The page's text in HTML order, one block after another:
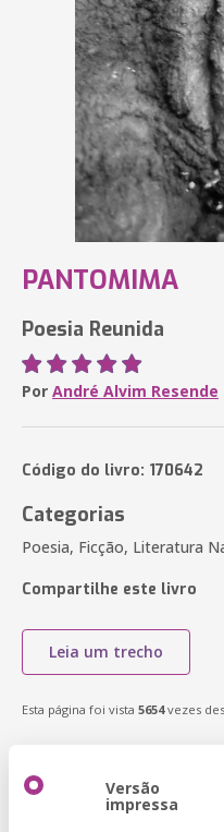
PANTOMIMA
Poesia Reunida
Por André Alvim Resende
Código do livro: 170642
Categorias
Poesia, Ficção, Literatura
Compartilhe este livro
Leia um trecho
Esta página foi vista 5654vezes
Versão
impressa